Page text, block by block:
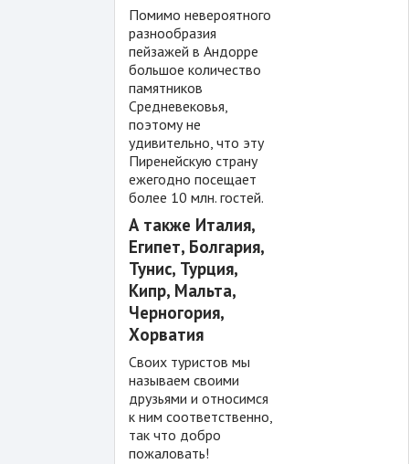
Помимо невероятного
разнообразия
пейзажей в Андорре
большое количество
памятников
Средневековья,
поэтому не
удивительно, что эту
Пиренейскую страну
ежегодно посещает
более 10 млн. гостей.
А также Италия,
Египет, Болгария,
Тунис, Турция,
Кипр, Мальта,
Черногория,
Хорватия
Своих туристов мы
называем своими
друзьями и относимся
к ним соответственно,
так что добро
пожаловать!